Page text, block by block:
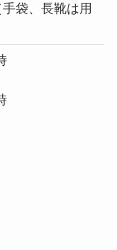
袋、長靴は用